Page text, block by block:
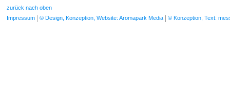
zurück nach oben
Impressum
© Design, Konzeption, Website: Aromapark Media © Konzeption, Text: